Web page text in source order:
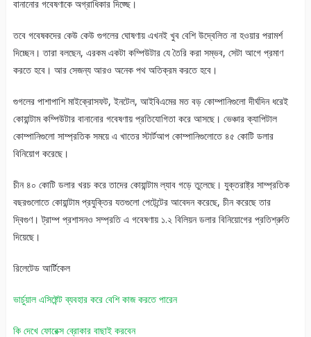
বানানোর গবেষণাকে অগ্রাধিকার দিজ্ছে।
তবে গবেষকদের কেউ কেউ গুগলের ঘোষণায় এখনই খুব বেশি উদ্বেলিত না হওয়ার পরামর্শ
দিচ্ছেন। তারা বলছেন, এরকম একটা কম্পিউটার যে তৈরি করা সম্ভব, সেটা আগে প্রমাণ
করতে হবে। আর সেজন্য আরও অনেক পথ অতিক্রম করতে হবে।
গুগলের পাশাপাশি মাইক্রোসফট, ইনটেল, আইবিএমের মত বড় কোম্পানিগুলো দীর্ঘদিন ধরেই
কোয়ান্টাম কম্পিউটার বানানোর গবেষণায় প্রতিযোগিতা করে আসছে। ভেঞ্চার ক্যাপিটাল
কোম্পানিগুলো সাম্প্রতিক সময়ে এ খাতের স্টার্টআপ কোম্পানিগুলোতে ৪৫ কোটি ডলার
বিনিয়োগ করেছে।
চীন ৪০ কোটি ডলার খরচ করে তাদের কোয়ান্টাম ল্যাব গড়ে তুলেছে। যুক্তরাষ্ট্র সাম্প্রতিক
বছরগুলোতে কোয়ান্টাম প্রযুক্তির যতগুলো পেটেন্টের আবেদন করেছে, চীন করেছে তার
দ্বিগুণ। ট্রাম্প প্রশাসনও সম্প্রতি এ গবেষণায় ১.২ বিলিয়ন ডলার বিনিয়োগের প্রতিশ্রুতি
দিয়েছে।
রিলেটেড আর্টিকেল
ভার্চুয়াল এসিষ্টেন্ট ব্যবহার করে বেশি কাজ করতে পারেন
কি দেখে ফোরেক্স ব্রোকার বাছাই করবেন